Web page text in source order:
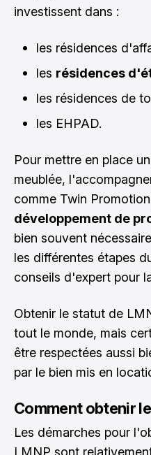
investissent dans :
les résidences
les résidences
les résidences de
les EHPAD.
Pour mettre en place
meublée,
comme Twin Promotion
développement de
bien souvent
les différentes étapes
conseils d'expert pour
Obtenir le statut de
tout le monde, mais
être respectées aussi
par le bien mis en
Comment obtenir
Les démarches pour
LMNP sont